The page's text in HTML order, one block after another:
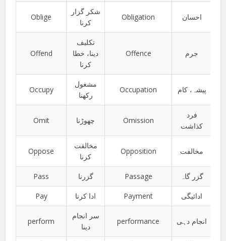
Oblige
شکر گزار
کرنا
Obligation احسان
Offend
تکلیف
دینا، خطا
کرنا
Offence جرم
Occupy
مشغول
رکھنا
Occupation پیشہ، کام
Omit چھوڑنا Omission
فرد
کذاشت
Oppose
مخالفت
کرنا
Opposition مخالفت
Pass گزرنا Passage گزر گاہ
Pay ادا کرنا Payment ادائیگی
perform
سر انجام
دینا
performance انجام دہی